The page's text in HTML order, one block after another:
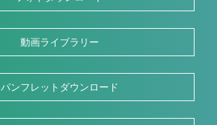
動画ライブラリー
パンフレットダウンロード